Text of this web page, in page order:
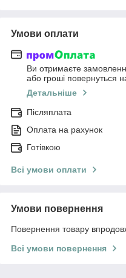
Умови оплати
Ви отримаєте
або гроші повернуться
Детальніше
Післяплата
Оплата на рахунок
Готівкою
Всі умови оплати
Умови повернення
Повернення товару
Всі умови повернення